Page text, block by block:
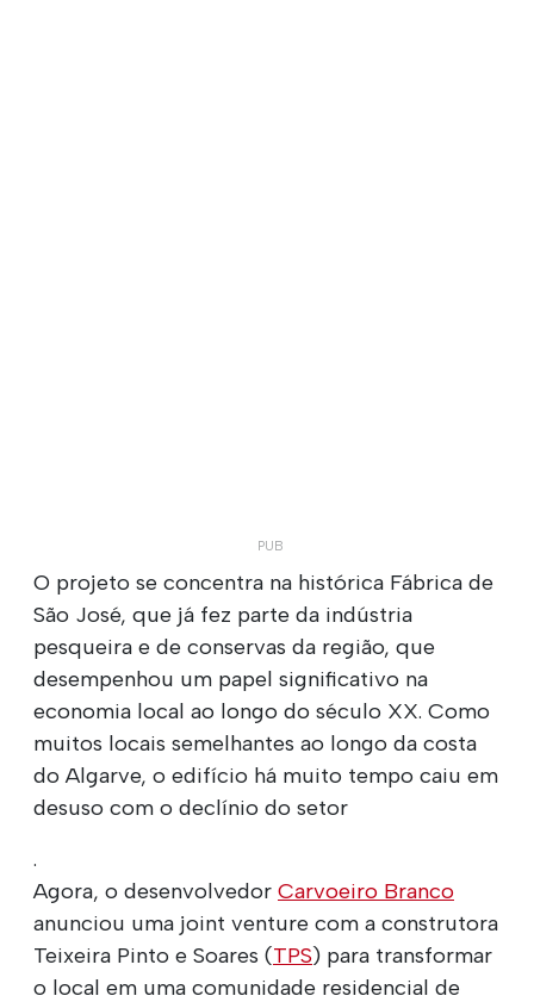
O projeto se concentra na histórica Fábrica de
São José, que já fez parte da indústria
pesqueira e de conservas da região, que
desempenhou um papel significativo na
economia local ao longo do século XX. Como
muitos locais semelhantes ao longo da costa
do Algarve, o edifício há muito tempo caiu em
desuso com o declínio do setor
.
Agora, o desenvolvedor Carvoeiro Branco
anunciou uma joint venture com a construtora
Teixeira Pinto e Soares (TPS) para transformar
o local em uma comunidade residencial de